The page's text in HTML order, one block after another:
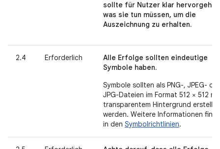
sollte für Nutzer klar
was sie tun müssen, um die
Auszeichnung zu erhalten.
2.4 Erforderlich
Alle Erfolge sollten eindeutige
Symbole haben.
Symbole sollten als PNG-, JPEG-
JPG-Dateien im Format 512 × 512 mit
transparentem Hintergrund erstellt
werden. Weitere Informationen
in den Symbolrichtlinien.